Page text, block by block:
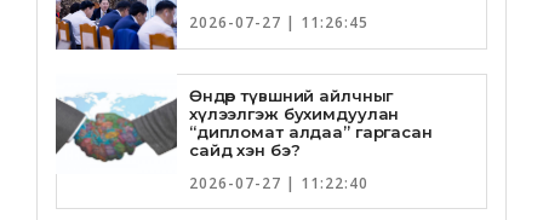
2026-07-27 | 11:26:45
Өндөр түвшний айлчныг
хүлээлгэж бухимдуулан
“дипломат алдаа” гаргасан
сайд хэн бэ?
2026-07-27 | 11:22:40